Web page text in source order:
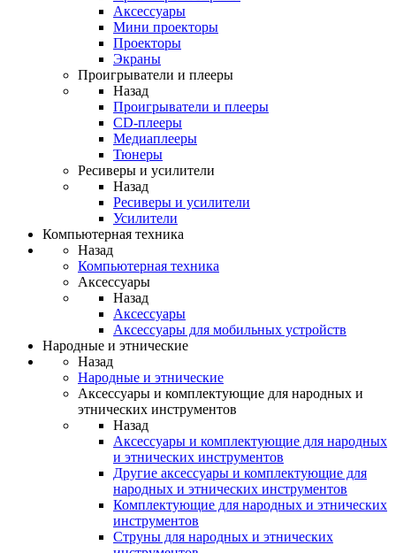
Аксессуары
Мини проекторы
Проекторы
Экраны
Проигрыватели и плееры
Назад
Проигрыватели и плееры
CD-плееры
Медиаплееры
Тюнеры
Ресиверы и усилители
Назад
Ресиверы и усилители
Усилители
Компьютерная техника
Назад
Компьютерная техника
Аксессуары
Назад
Аксессуары
Аксессуары для мобильных устройств
Народные и этнические
Назад
Народные и этнические
Аксессуары и комплектующие для народных и
этнических инструментов
Назад
Аксессуары и комплектующие для народных
и этнических инструментов
Другие аксессуары и комплектующие для
народных и этнических инструментов
Комплектующие для народных и этнических
инструментов
Струны для народных и этнических